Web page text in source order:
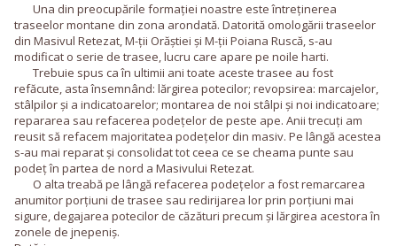
Una din preocupările formației noastre este întreținerea
traseelor montane din zona arondată. Datorită omologării traseelor
din Masivul Retezat, M-ții Orăștiei și M-ții Poiana Ruscă, s-au
modificat o serie de trasee, lucru care apare pe noile harti.
Trebuie spus ca în ultimii ani toate aceste trasee au fost
refăcute, asta însemnând: lărgirea potecilor; revopsirea: marcajelor,
stâlpilor și a indicatoarelor; montarea de noi stâlpi și noi indicatoare;
repararea sau refacerea podețelor de peste ape. Anii trecuți am
reusit să refacem majoritatea podețelor din masiv. Pe lângă acestea
s-au mai reparat și consolidat tot ceea ce se cheama punte sau
podeț în partea de nord a Masivului Retezat.
O alta treabă pe lângă refacerea podețelor a fost remarcarea
anumitor porțiuni de trasee sau redirijarea lor prin porțiuni mai
sigure, degajarea potecilor de căzături precum și lărgirea acestora în
zonele de jnepeniș.